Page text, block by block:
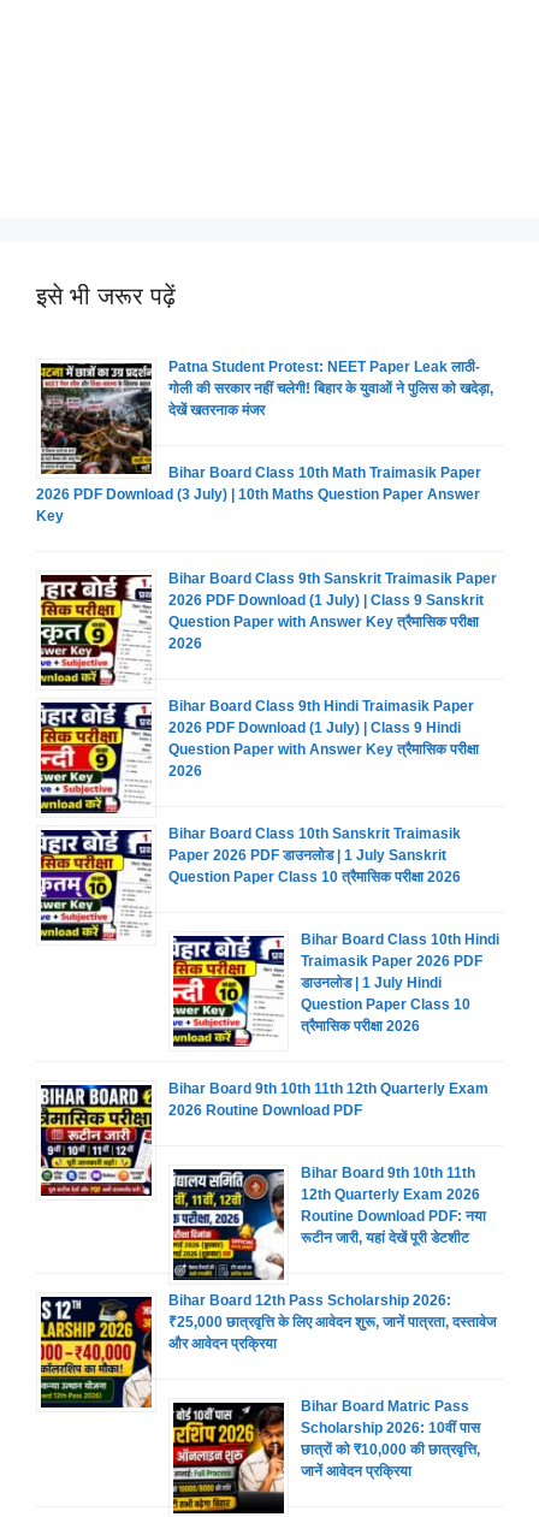
इसे भी जरूर पढ़ें
Patna Student Protest: NEET Paper Leak लाठी-
गोली की सरकार नहीं चलेगी! बिहार के युवाओं ने पुलिस को खदेड़ा,
देखें खतरनाक मंजर
Bihar Board Class 10th Math Traimasik Paper
2026 PDF Download (3 July) | 10th Maths Question Paper Answer
Key
Bihar Board Class 9th Sanskrit Traimasik Paper
2026 PDF Download (1 July) | Class 9 Sanskrit
Question Paper with Answer Key त्रैमासिक परीक्षा
2026
Bihar Board Class 9th Hindi Traimasik Paper
2026 PDF Download (1 July) | Class 9 Hindi
Question Paper with Answer Key त्रैमासिक परीक्षा
2026
Bihar Board Class 10th Sanskrit Traimasik
Paper 2026 PDF डाउनलोड | 1 July Sanskrit
Question Paper Class 10 त्रैमासिक परीक्षा 2026
Bihar Board Class 10th Hindi
Traimasik Paper 2026 PDF
डाउनलोड | 1 July Hindi
Question Paper Class 10
त्रैमासिक परीक्षा 2026
Bihar Board 9th 10th 11th 12th Quarterly Exam
2026 Routine Download PDF
Bihar Board 9th 10th 11th
12th Quarterly Exam 2026
Routine Download PDF: नया
रूटीन जारी, यहां देखें पूरी डेटशीट
Bihar Board 12th Pass Scholarship 2026:
₹25,000 छात्रवृत्ति के लिए आवेदन शुरू, जानें पात्रता, दस्तावेज
और आवेदन प्रक्रिया
Bihar Board Matric Pass
Scholarship 2026: 10वीं पास
छात्रों को ₹10,000 की छात्रवृत्ति,
जानें आवेदन प्रक्रिया